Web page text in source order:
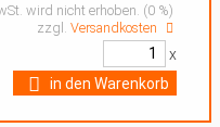
wird nicht erhoben. (0 %)
zzgl.Versandkosten
x
in den Warenkorb